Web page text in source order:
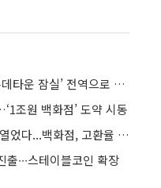
롯데백화점, 외국인 쇼핑 혜택 ‘롯데타운 잠실’ 전역으로 넓힌다
조원 백화점’ 도약 시동
외국인들, K-백화점서 지갑 활짝 열었다...백화점, 고환율 특수 ‘톡톡’
∙∙∙스테이블코인 확장